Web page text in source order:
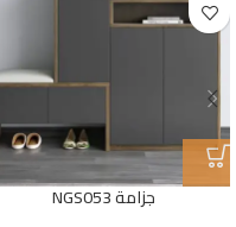
جزامة NGS053